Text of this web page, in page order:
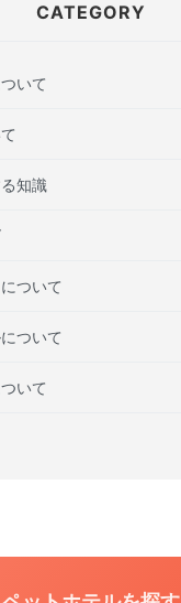
CATEGORY
いて
知識
ついて
ついて
いて